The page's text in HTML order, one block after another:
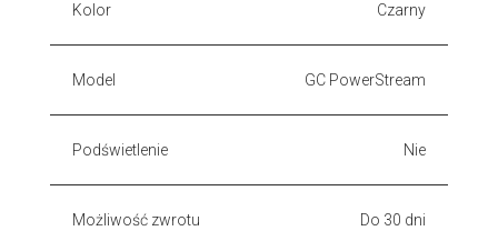
Kolor Czarny
Model GC PowerStream
Podświetlenie Nie
Możliwość zwrotu Do 30 dni